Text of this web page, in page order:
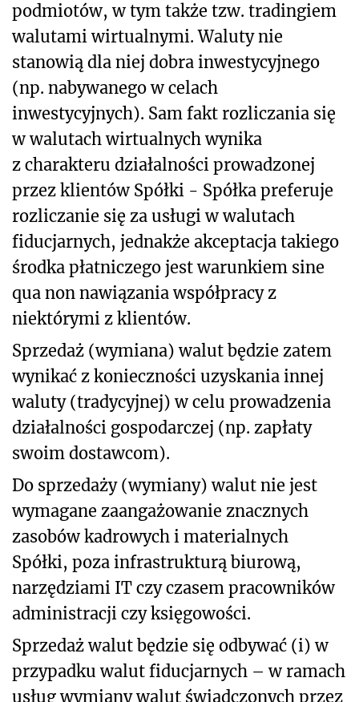
podmiotów, w tym także tzw. tradingiem
walutami wirtualnymi. Waluty nie
stanowią dla niej dobra inwestycyjnego
(np. nabywanego w celach
inwestycyjnych). Sam fakt rozliczania się
w walutach wirtualnych wynika
z charakteru działalności prowadzonej
przez klientów Spółki - Spółka preferuje
rozliczanie się za usługi w walutach
fiducjarnych, jednakże akceptacja takiego
środka płatniczego jest warunkiem sine
qua non nawiązania współpracy z
niektórymi z klientów.
Sprzedaż (wymiana) walut będzie zatem
wynikać z konieczności uzyskania innej
waluty (tradycyjnej) w celu prowadzenia
działalności gospodarczej (np. zapłaty
swoim dostawcom).
Do sprzedaży (wymiany) walut nie jest
wymagane zaangażowanie znacznych
zasobów kadrowych i materialnych
Spółki, poza infrastrukturą biurową,
narzędziami IT czy czasem pracowników
administracji czy księgowości.
Sprzedaż walut będzie się odbywać (i) w
przypadku walut fiducjarnych – w ramach
usług wymiany walut świadczonych przez